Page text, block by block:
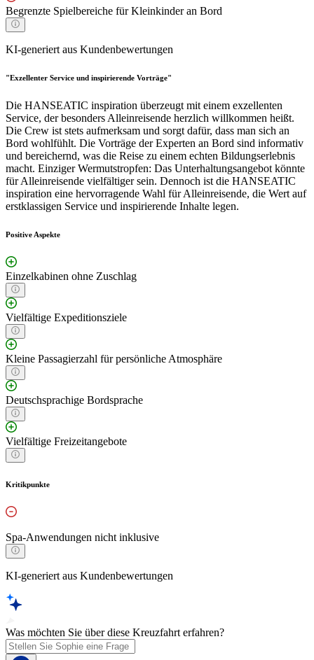
Begrenzte Spielbereiche für Kleinkinder an Bord
KI-generiert aus Kundenbewertungen
"Exzellenter Service und inspirierende Vorträge"
Die HANSEATIC inspiration überzeugt mit einem exzellenten
Service, der besonders Alleinreisende herzlich willkommen heißt.
Die Crew ist stets aufmerksam und sorgt dafür, dass man sich an
Bord wohlfühlt. Die Vorträge der Experten an Bord sind informativ
und bereichernd, was die Reise zu einem echten Bildungserlebnis
macht. Einziger Wermutstropfen: Das Unterhaltungsangebot könnte
für Alleinreisende vielfältiger sein. Dennoch ist die HANSEATIC
inspiration eine hervorragende Wahl für Alleinreisende, die Wert auf
erstklassigen Service und inspirierende Inhalte legen.
Positive Aspekte
Einzelkabinen ohne Zuschlag
Vielfältige Expeditionsziele
Kleine Passagierzahl für persönliche Atmosphäre
Deutschsprachige Bordsprache
Vielfältige Freizeitangebote
Kritikpunkte
Spa-Anwendungen nicht inklusive
KI-generiert aus Kundenbewertungen
Was möchten Sie über diese Kreuzfahrt erfahren?